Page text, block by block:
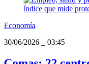
Economía
30/06/2026
03:45